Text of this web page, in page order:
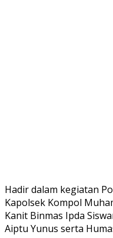
Hadir dalam kegiatan
Kapolsek Kompol
Kanit Binmas Ipda
Aiptu Yunus serta